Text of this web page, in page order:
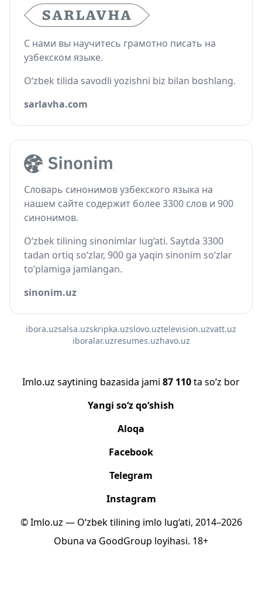
С нами вы научитесь грамотно писать на
узбекском языке.
O‘zbek tilida savodli yozishni biz bilan boshlang.
sarlavha.com
Словарь синонимов узбекского языка на
нашем сайте содержит более 3300 слов и 900
синонимов.
O‘zbek tilining sinonimlar lug‘ati. Saytda 3300
tadan ortiq so‘zlar, 900 ga yaqin sinonim so‘zlar
to‘plamiga jamlangan.
sinonim.uz
ibora.uzsalsa.uzskripka.uzslovo.uztelevision.uzvatt.uz
iboralar.uzresumes.uzhavo.uz
Imlo.uz saytining bazasida jami 87 110ta so‘z bor
Yangi so‘z qo‘shish
Aloqa
Facebook
Telegram
Instagram
© Imlo.uz — O‘zbek tilining imlo lug‘ati, 2014–2026
Obuna va GoodGroup loyihasi. 18+